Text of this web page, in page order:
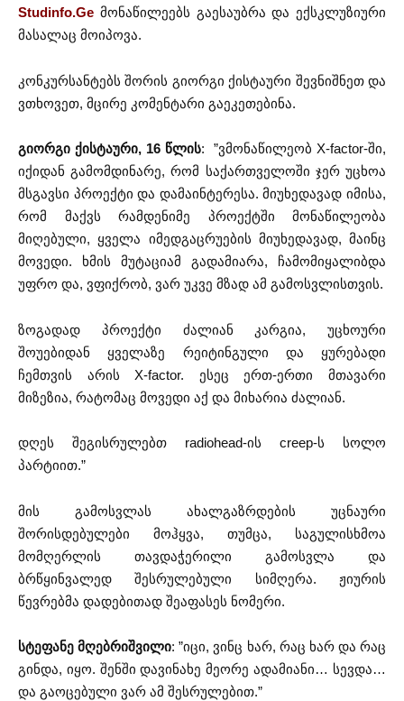
Studinfo.Ge მონაწილეებს გაესაუბრა და ექსკლუზიური
მასალაც მოიპოვა.
კონკურსანტებს შორის გიორგი ქისტაური შევნიშნეთ და
ვთხოვეთ, მცირე კომენტარი გაეკეთებინა.
გიორგი ქისტაური, 16 წლის: ”ვმონაწილეობ X-factor-ში,
იქიდან გამომდინარე, რომ საქართველოში ჯერ უცხოა
მსგავსი პროექტი და დამაინტერესა. მიუხედავად იმისა,
რომ მაქვს რამდენიმე პროექტში მონაწილეობა
მიღებული, ყველა იმედგაცრუების მიუხედავად, მაინც
მოვედი. ხმის მუტაციამ გადამიარა, ჩამომიყალიბდა
უფრო და, ვფიქრობ, ვარ უკვე მზად ამ გამოსვლისთვის.
ზოგადად პროექტი ძალიან კარგია, უცხოური
შოუებიდან ყველაზე რეიტინგული და ყურებადი
ჩემთვის არის X-factor. ესეც ერთ-ერთი მთავარი
მიზეზია, რატომაც მოვედი აქ და მიხარია ძალიან.
დღეს შეგისრულებთ radiohead-ის creep-ს სოლო
პარტიით.”
მის გამოსვლას ახალგაზრდების უცნაური
შორისდებულები მოჰყვა, თუმცა, საგულისხმოა
მომღერლის თავდაჭერილი გამოსვლა და
ბრწყინვალედ შესრულებული სიმღერა. ჟიურის
წევრებმა დადებითად შეაფასეს ნომერი.
სტეფანე მღებრიშვილი: ”იცი, ვინც ხარ, რაც ხარ და რაც
გინდა, იყო. შენში დავინახე მეორე ადამიანი… სევდა…
და გაოცებული ვარ ამ შესრულებით.”